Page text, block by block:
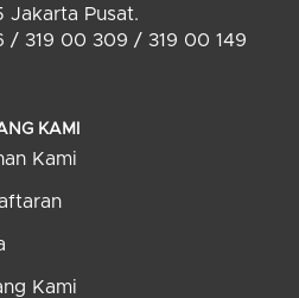
Jakarta Pusat.
/ 319 00 309 / 319 00 149
KAMI
Kami
Kami